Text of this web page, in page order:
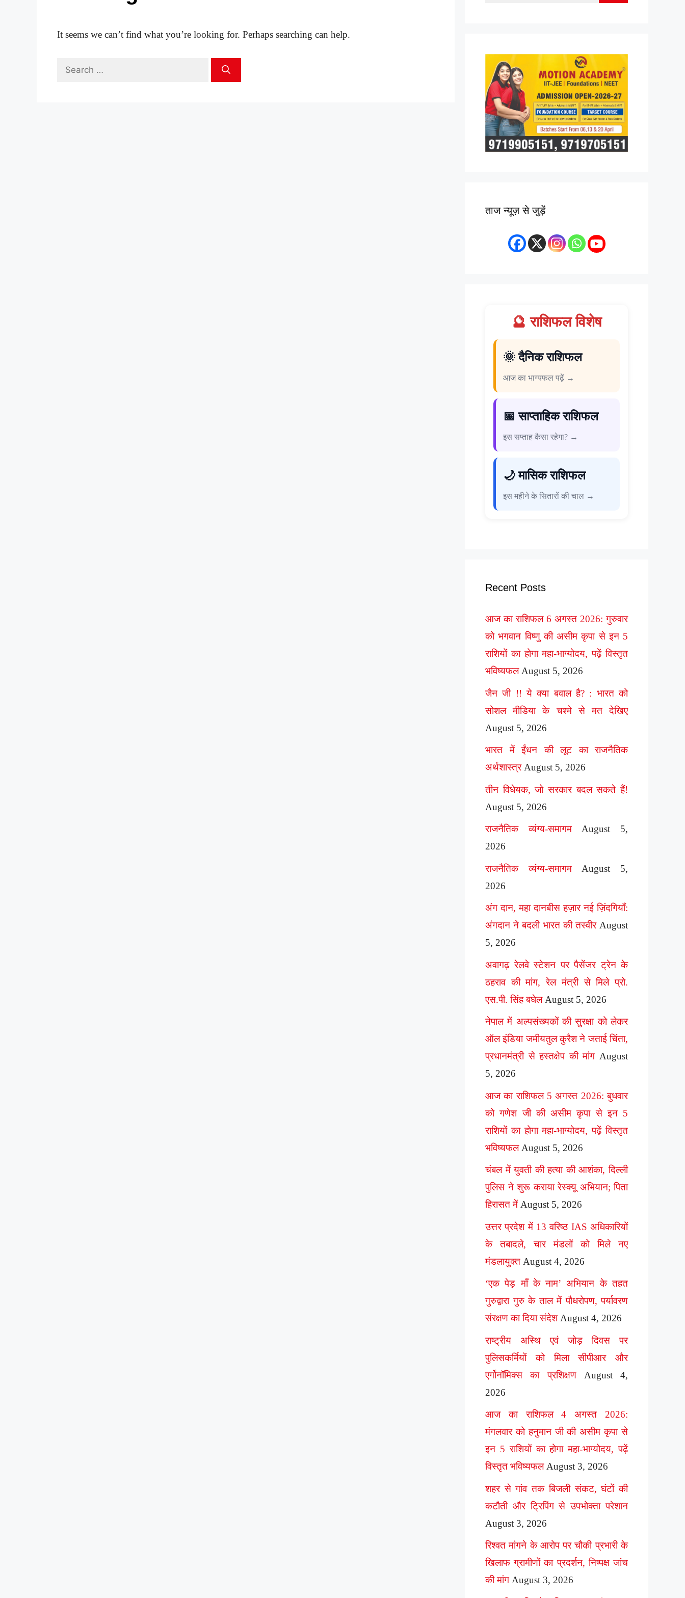
It seems we can’t find what you’re looking for. Perhaps searching can help.
Search
ताज न्यूज़ से जुड़ें
🔮 राशिफल विशेष
🌞 दैनिक राशिफल
आज का भाग्यफल पढ़ें →
📅 साप्ताहिक राशिफल
इस सप्ताह कैसा रहेगा? →
🌙 मासिक राशिफल
इस महीने के सितारों की चाल →
Recent Posts
आज का राशिफल 6 अगस्त 2026: गुरुवार
को भगवान विष्णु की असीम कृपा से इन 5
राशियों का होगा महा-भाग्योदय, पढ़ें विस्तृत
भविष्यफल August 5, 2026
जैन जी !! ये क्या बवाल है? : भारत को
सोशल मीडिया के चश्मे से मत देखिए
August 5, 2026
भारत में ईंधन की लूट का राजनैतिक
अर्थशास्त्र August 5, 2026
तीन विधेयक, जो सरकार बदल सकते हैं!
August 5, 2026
राजनैतिक व्यंग्य-समागम
August 5,
2026
राजनैतिक व्यंग्य-समागम
August 5,
2026
अंग दान, महा दानबीस हज़ार नई ज़िंदगियाँ:
अंगदान ने बदली भारत की तस्वीर August
5, 2026
अवागढ़ रेलवे स्टेशन पर पैसेंजर ट्रेन के
ठहराव की मांग, रेल मंत्री से मिले प्रो.
एस.पी. सिंह बघेल August 5, 2026
नेपाल में अल्पसंख्यकों की सुरक्षा को लेकर
ऑल इंडिया जमीयतुल कुरैश ने जताई चिंता,
प्रधानमंत्री से हस्तक्षेप की मांग August
5, 2026
आज का राशिफल 5 अगस्त 2026: बुधवार
को गणेश जी की असीम कृपा से इन 5
राशियों का होगा महा-भाग्योदय, पढ़ें विस्तृत
भविष्यफल August 5, 2026
चंबल में युवती की हत्या की आशंका, दिल्ली
पुलिस ने शुरू कराया रेस्क्यू अभियान; पिता
हिरासत में August 5, 2026
उत्तर प्रदेश में 13 वरिष्ठ IAS अधिकारियों
के तबादले, चार मंडलों को मिले नए
मंडलायुक्त August 4, 2026
‘एक पेड़ माँ के नाम’ अभियान के तहत
गुरुद्वारा गुरु के ताल में पौधरोपण, पर्यावरण
संरक्षण का दिया संदेश August 4, 2026
राष्ट्रीय अस्थि एवं जोड़ दिवस पर
पुलिसकर्मियों को मिला सीपीआर और
एर्गोनॉमिक्स का प्रशिक्षण
August 4,
2026
आज का राशिफल 4 अगस्त 2026:
मंगलवार को हनुमान जी की असीम कृपा से
इन 5 राशियों का होगा महा-भाग्योदय, पढ़ें
विस्तृत भविष्यफल August 3, 2026
शहर से गांव तक बिजली संकट, घंटों की
कटौती और ट्रिपिंग से उपभोक्ता परेशान
August 3, 2026
रिश्वत मांगने के आरोप पर चौकी प्रभारी के
खिलाफ ग्रामीणों का प्रदर्शन, निष्पक्ष जांच
की मांग August 3, 2026